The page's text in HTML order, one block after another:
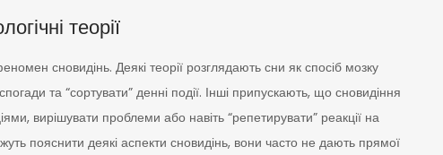
теорії
сновидінь. Деякі теорії розглядають сни як спосіб мозку
та “сортувати” денні події. Інші припускають, що сновидіння
вирішувати проблеми або навіть “репетирувати” реакції на
пояснити деякі аспекти сновидінь, вони часто не дають прямої